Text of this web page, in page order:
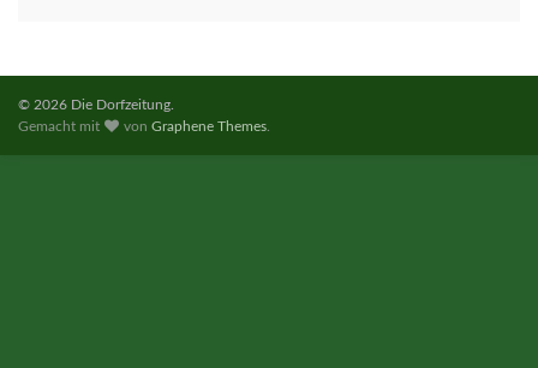
© 2026 Die Dorfzeitung.
Gemacht mit
vonGraphene Themes